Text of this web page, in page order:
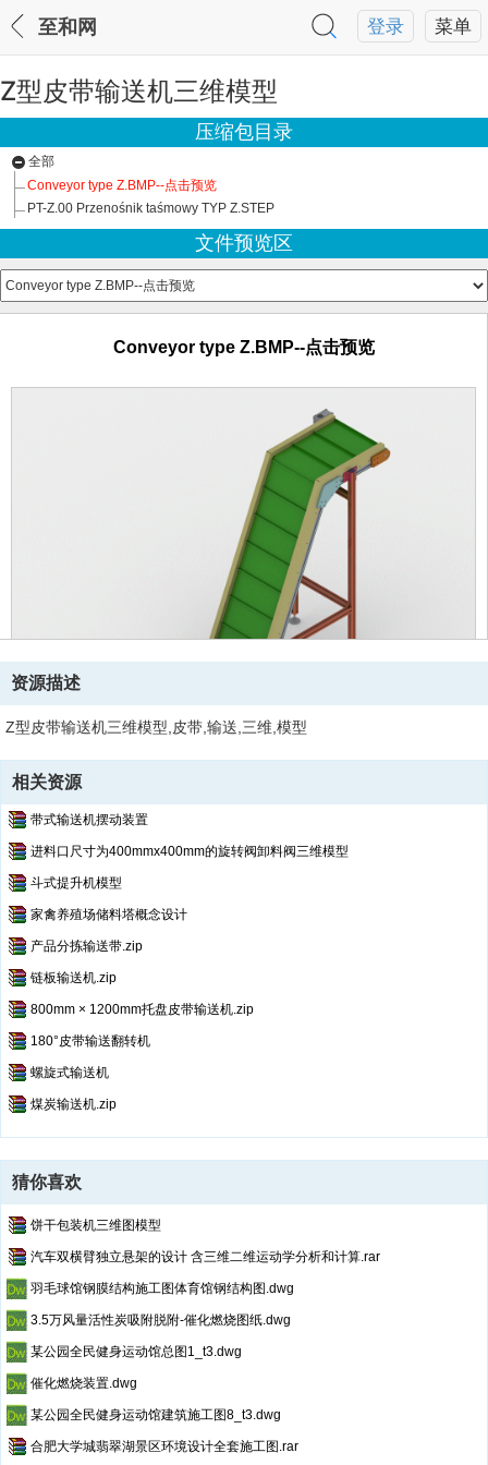
菜单
登录
至和网
Z型皮带输送机三维模型
压缩包目录
全部
Conveyor type Z.BMP--点击预览
PT-Z.00 Przenośnik taśmowy TYP Z.STEP
文件预览区
Conveyor type Z.BMP--点击预览
资源描述
Z型皮带输送机三维模型,皮带,输送,三维,模型
相关资源
带式输送机摆动装置
进料口尺寸为400mmx400mm的旋转阀卸料阀三维模型
斗式提升机模型
家禽养殖场储料塔概念设计
产品分拣输送带.zip
链板输送机.zip
800mm × 1200mm托盘皮带输送机.zip
180°皮带输送翻转机
螺旋式输送机
煤炭输送机.zip
猜你喜欢
饼干包装机三维图模型
汽车双横臂独立悬架的设计 含三维二维运动学分析和计算.rar
羽毛球馆钢膜结构施工图体育馆钢结构图.dwg
3.5万风量活性炭吸附脱附-催化燃烧图纸.dwg
某公园全民健身运动馆总图1_t3.dwg
催化燃烧装置.dwg
某公园全民健身运动馆建筑施工图8_t3.dwg
合肥大学城翡翠湖景区环境设计全套施工图.rar